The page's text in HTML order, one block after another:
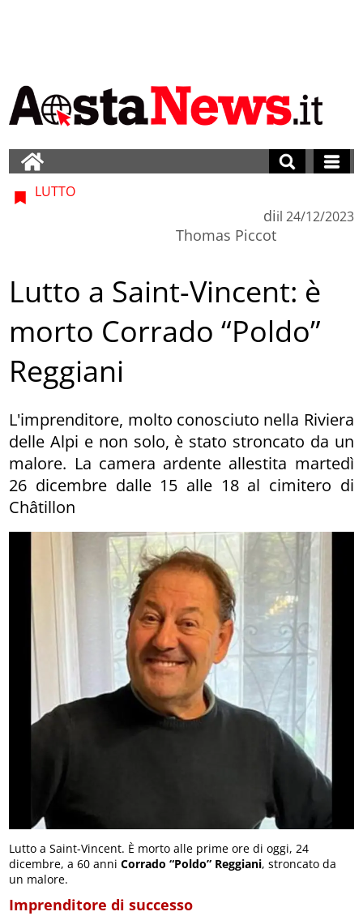
LUTTO
di
Thomas Piccot
il 24/12/2023
Lutto a Saint-Vincent: è
morto Corrado “Poldo”
Reggiani
L'imprenditore, molto conosciuto nella Riviera
delle Alpi e non solo, è stato stroncato da un
malore. La camera ardente allestita martedì
26 dicembre dalle 15 alle 18 al cimitero di
Châtillon
Lutto a Saint-Vincent. È morto alle prime ore di oggi, 24
dicembre, a 60 anniCorrado “Poldo” Reggiani, stroncato da
un malore.
Imprenditore di successo